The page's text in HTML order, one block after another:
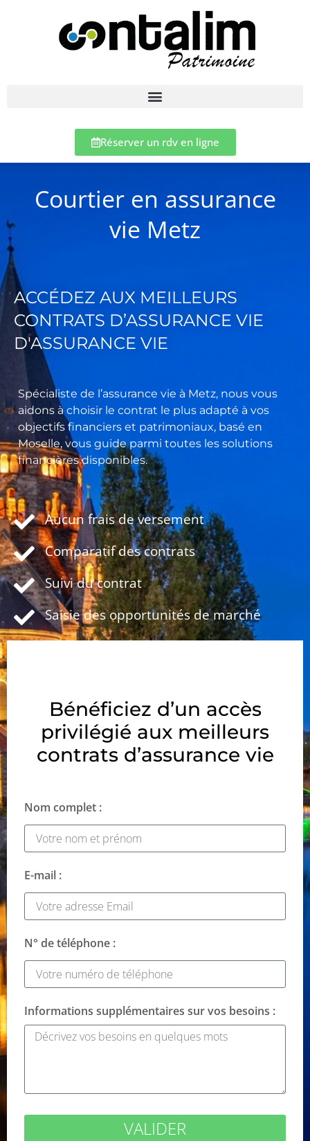
Réserver un rdv en ligne
Courtier en assurance
vie Metz
ACCÉDEZ AUX MEILLEURS
CONTRATS D’ASSURANCE VIE
D'ASSURANCE VIE
Spécialiste de l’assurance vie à Metz, nous vous
aidons à choisir le contrat le plus adapté à vos
objectifs financiers et patrimoniaux, basé en
Moselle, vous guide parmi toutes les solutions
financières disponibles.
Aucun frais de versement
Comparatif des contrats
Suivi du contrat
Saisie des opportunités de marché
Bénéficiez d’un accès
privilégié aux meilleurs
contrats d’assurance vie
Nom complet :
E-mail :
N° de téléphone :
Informations supplémentaires sur vos besoins :
VALIDER